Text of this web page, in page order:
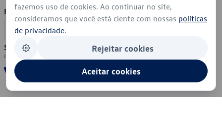
Formas de Pagamento
Segurança
fazemos uso de cookies. Ao continuar no site,
consideramos que você está ciente com nossas políticas
de privacidade.
Rejeitar cookies
Aceitar cookies